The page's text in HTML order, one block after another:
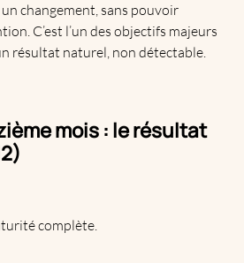
changement, sans pouvoir
C’est l’un des objectifs majeurs
résultat naturel, non détectable.
mois : le résultat
complète.